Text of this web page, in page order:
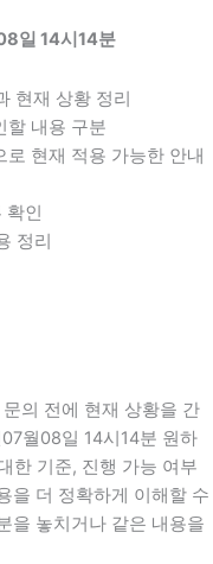
일 14시14분
현재 상황 정리
할 내용 구분
현재 적용 가능한 안내
확인
정리
의 전에 현재 상황을 간
월08일 14시14분 원하
한 기준, 진행 가능 여부
을 더 정확하게 이해할 수
을 놓치거나 같은 내용을